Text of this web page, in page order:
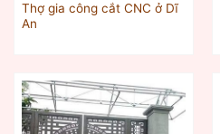
Thợ gia công cắt CNC ở Dĩ
An